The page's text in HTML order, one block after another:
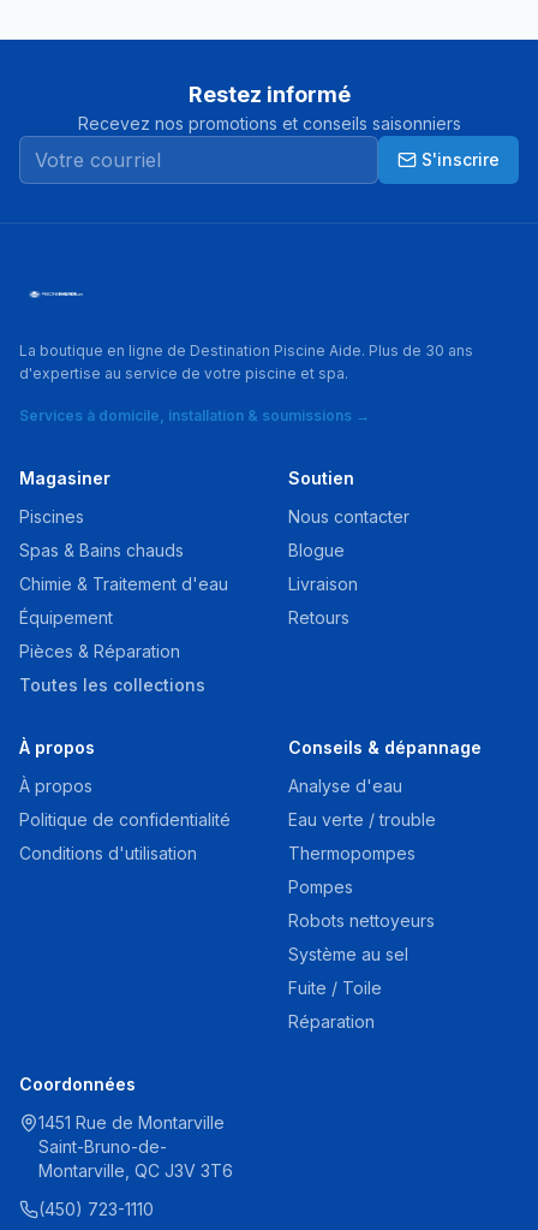
Restez informé
Recevez nos promotions et conseils saisonniers
S'inscrire
La boutique en ligne de Destination Piscine Aide. Plus de 30 ans
d'expertise au service de votre piscine et spa.
Services à domicile, installation & soumissions →
Magasiner
Piscines
Spas & Bains chauds
Chimie & Traitement d'eau
Équipement
Pièces & Réparation
Toutes les collections
Soutien
Nous contacter
Blogue
Livraison
Retours
À propos
À propos
Politique de confidentialité
Conditions d'utilisation
Conseils & dépannage
Analyse d'eau
Eau verte / trouble
Thermopompes
Pompes
Robots nettoyeurs
Système au sel
Fuite / Toile
Réparation
Coordonnées
1451 Rue de Montarville
Saint-Bruno-de-
Montarville, QC J3V 3T6
(450) 723-1110